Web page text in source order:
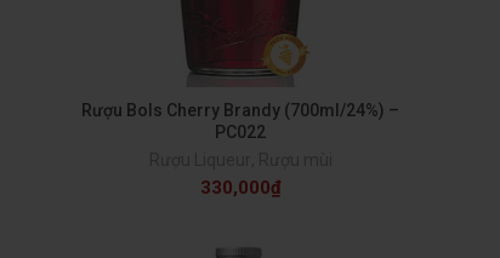
Rượu Bols Cherry Brandy (700ml/24%) –
PC022
330,000₫